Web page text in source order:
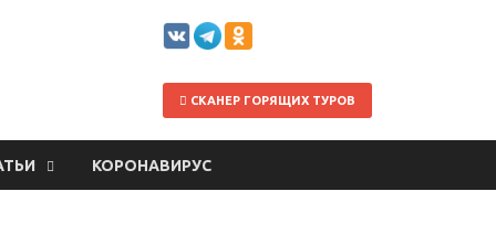
СКАНЕР ГОРЯЩИХ ТУРОВ
КОРОНАВИРУС